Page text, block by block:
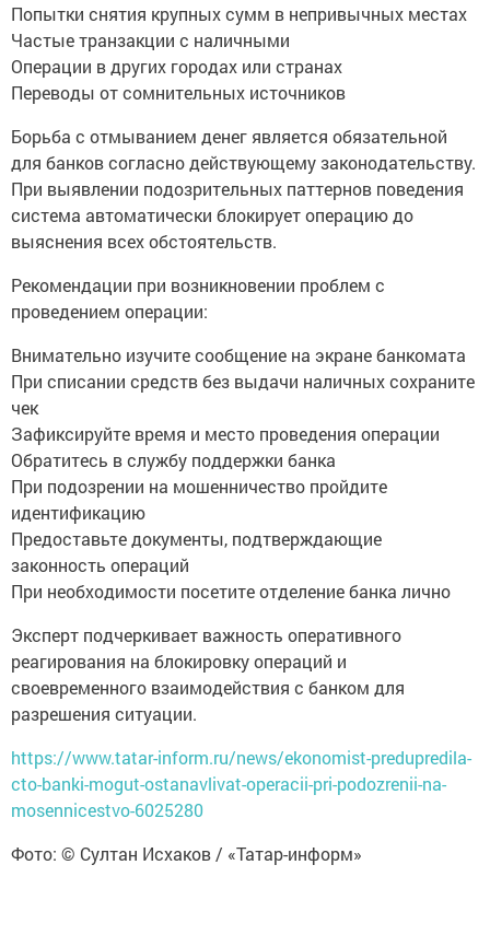
Попытки снятия крупных сумм в непривычных местах
Частые транзакции с наличными
Операции в других городах или странах
Переводы от сомнительных источников
Борьба с отмыванием денег является обязательной
для банков согласно действующему законодательству.
При выявлении подозрительных паттернов поведения
система автоматически блокирует операцию до
выяснения всех обстоятельств.
Рекомендации при возникновении проблем с
проведением операции:
Внимательно изучите сообщение на экране банкомата
При списании средств без выдачи наличных сохраните
чек
Зафиксируйте время и место проведения операции
Обратитесь в службу поддержки банка
При подозрении на мошенничество пройдите
идентификацию
Предоставьте документы, подтверждающие
законность операций
При необходимости посетите отделение банка лично
Эксперт подчеркивает важность оперативного
реагирования на блокировку операций и
своевременного взаимодействия с банком для
разрешения ситуации.
https://www.tatar-inform.ru/news/ekonomist-predupredila-
cto-banki-mogut-ostanavlivat-operacii-pri-podozrenii-na-
mosennicestvo-6025280
Фото: © Султан Исхаков / «Татар-информ»